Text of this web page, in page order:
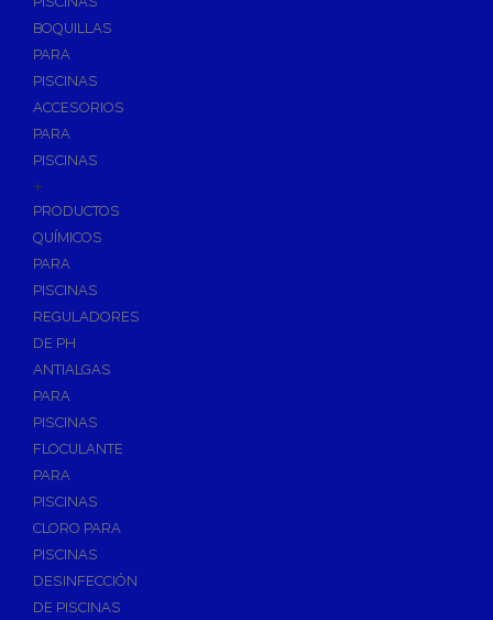
BOQUILLAS
PARA
PISCINAS
ACCESORIOS
PARA
PISCINAS
+
PRODUCTOS
QUÍMICOS
PARA
PISCINAS
REGULADORES
DE PH
ANTIALGAS
PARA
PISCINAS
FLOCULANTE
PARA
PISCINAS
CLORO PARA
PISCINAS
DESINFECCIÓN
DE PISCINAS